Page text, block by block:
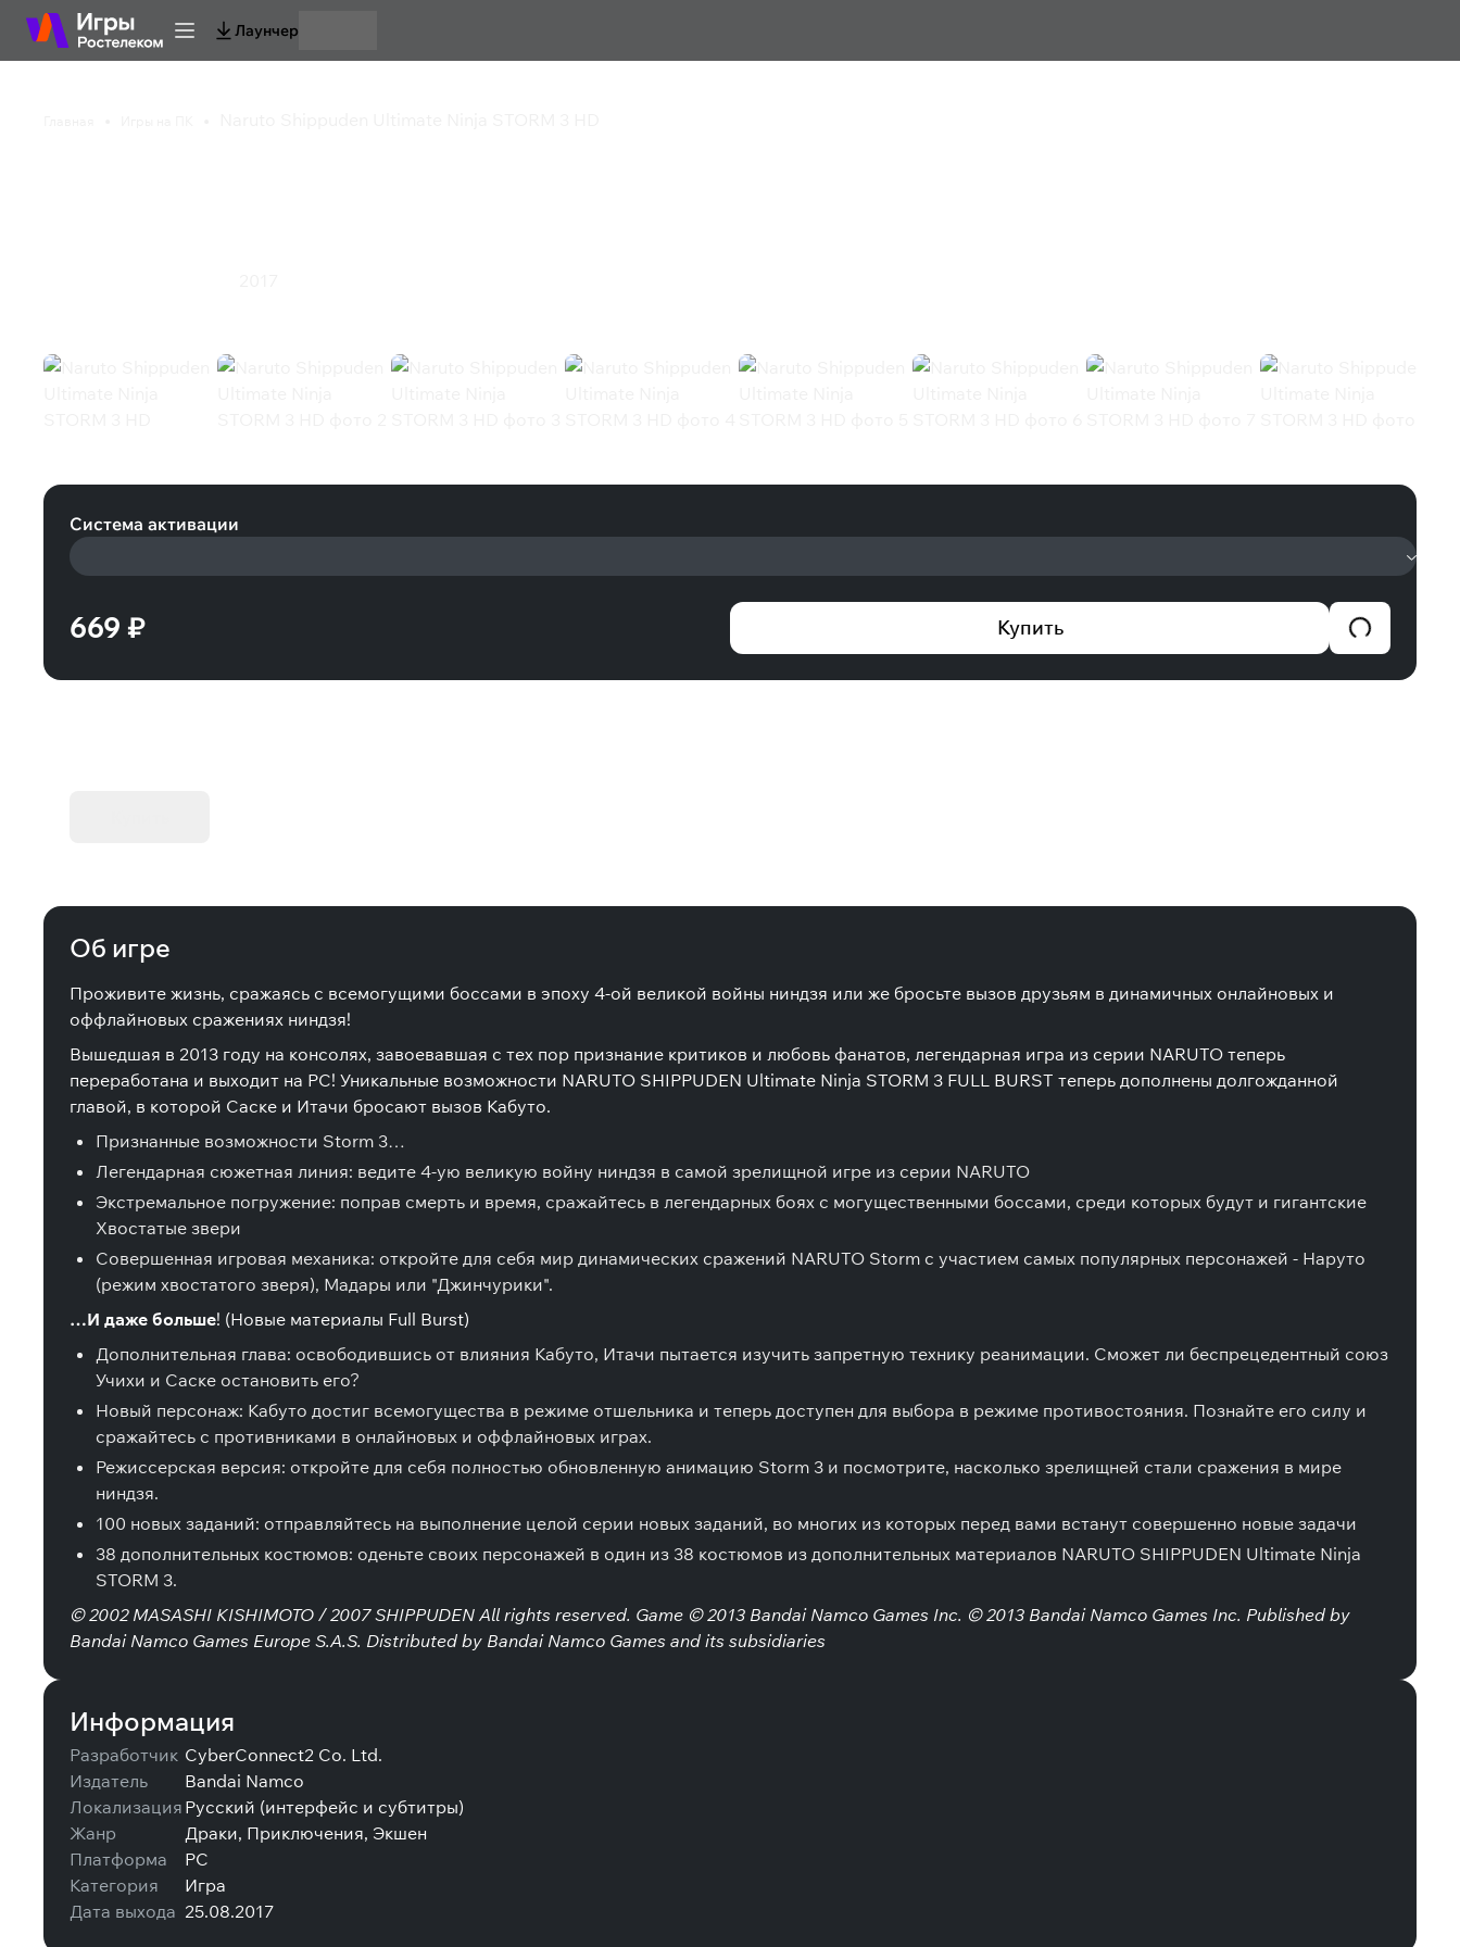
Лаунчер
Система активации
669 ₽ Купить
Об игре
Проживите жизнь, сражаясь с всемогущими боссами в эпоху 4-ой великой войны ниндзя или же бросьте вызов друзьям в динамичных онлайновых и
оффлайновых сражениях ниндзя!
Вышедшая в 2013 году на консолях, завоевавшая с тех пор признание критиков и любовь фанатов, легендарная игра из серии NARUTO теперь
переработана и выходит на PC! Уникальные возможности NARUTO SHIPPUDEN Ultimate Ninja STORM 3 FULL BURST теперь дополнены долгожданной
главой, в которой Саске и Итачи бросают вызов Кабуто.
Признанные возможности Storm 3…
Легендарная сюжетная линия: ведите 4-ую великую войну ниндзя в самой зрелищной игре из серии NARUTO
Экстремальное погружение: поправ смерть и время, сражайтесь в легендарных боях с могущественными боссами, среди которых будут и гигантские
Хвостатые звери
Совершенная игровая механика: откройте для себя мир динамических сражений NARUTO Storm с участием самых популярных персонажей - Наруто
(режим хвостатого зверя), Мадары или "Джинчурики".
…И даже больше! (Новые материалы Full Burst)
Дополнительная глава: освободившись от влияния Кабуто, Итачи пытается изучить запретную технику реанимации. Сможет ли беспрецедентный союз
Учихи и Саске остановить его?
Новый персонаж: Кабуто достиг всемогущества в режиме отшельника и теперь доступен для выбора в режиме противостояния. Познайте его силу и
сражайтесь с противниками в онлайновых и оффлайновых играх.
Режиссерская версия: откройте для себя полностью обновленную анимацию Storm 3 и посмотрите, насколько зрелищней стали сражения в мире
ниндзя.
100 новых заданий: отправляйтесь на выполнение целой серии новых заданий, во многих из которых перед вами встанут совершенно новые задачи
38 дополнительных костюмов: оденьте своих персонажей в один из 38 костюмов из дополнительных материалов NARUTO SHIPPUDEN Ultimate Ninja
STORM 3.
© 2002 MASASHI KISHIMOTO / 2007 SHIPPUDEN All rights reserved. Game © 2013 Bandai Namco Games Inc. © 2013 Bandai Namco Games Inc. Published by
Bandai Namco Games Europe S.A.S. Distributed by Bandai Namco Games and its subsidiaries
Информация
Разработчик CyberConnect2 Co. Ltd.
Издатель
Bandai Namco
Локализация Русский (интерфейс и субтитры)
Жанр
Драки, Приключения, Экшен
Платформа
PC
Категория
Игра
Дата выхода 25.08.2017